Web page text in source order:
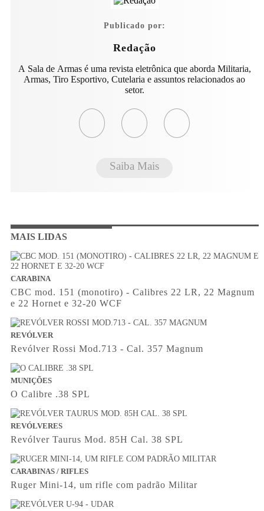
Publicado por:
Redação
A Sala de Armas é uma revista eletrônica que aborda Militaria,
Armas, Tiro Esportivo, Cutelaria e assuntos relacionados ao
setor.
Saiba Mais
MAIS LIDAS
CARABINA
CBC mod. 151 (monotiro) - Calibres 22 LR, 22 Magnum
e 22 Hornet e 32-20 WCF
REVÓLVER
Revólver Rossi Mod.713 - Cal. 357 Magnum
MUNIÇÕES
O Calibre .38 SPL
REVÓLVERES
Revólver Taurus Mod. 85H Cal. 38 SPL
CARABINAS / RIFLES
Ruger Mini-14, um rifle com padrão Militar